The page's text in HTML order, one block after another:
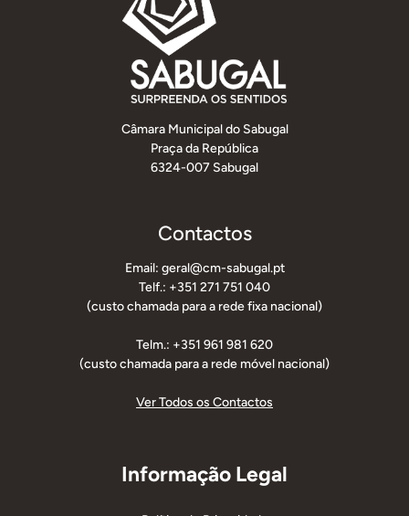
Câmara Municipal do Sabugal
Praça da República
6324-007 Sabugal
Contactos
Email: geral@cm-sabugal.pt
Telf.: +351 271 751 040
(custo chamada para a rede fixa nacional)
Telm.: +351 961 981 620
(custo chamada para a rede móvel nacional)
Ver Todos os Contactos
Informação Legal